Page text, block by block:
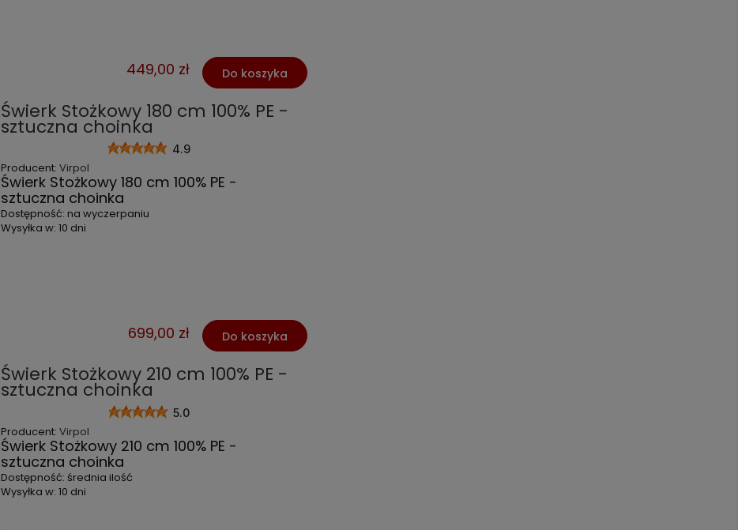
449,00 zł Do koszyka
Świerk Stożkowy 180 cm 100% PE -
sztuczna choinka
4.9
Producent:Virpol
Świerk Stożkowy 180 cm 100% PE -
sztuczna choinka
Dostępność: na wyczerpaniu
Wysyłka w: 10 dni
699,00 zł Do koszyka
Świerk Stożkowy 210 cm 100% PE -
sztuczna choinka
5.0
Producent:Virpol
Świerk Stożkowy 210 cm 100% PE -
sztuczna choinka
Dostępność: średnia ilość
Wysyłka w: 10 dni